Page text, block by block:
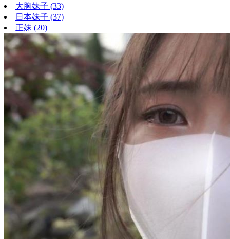
大胸妹子 (33)
日本妹子 (37)
正妹 (20)